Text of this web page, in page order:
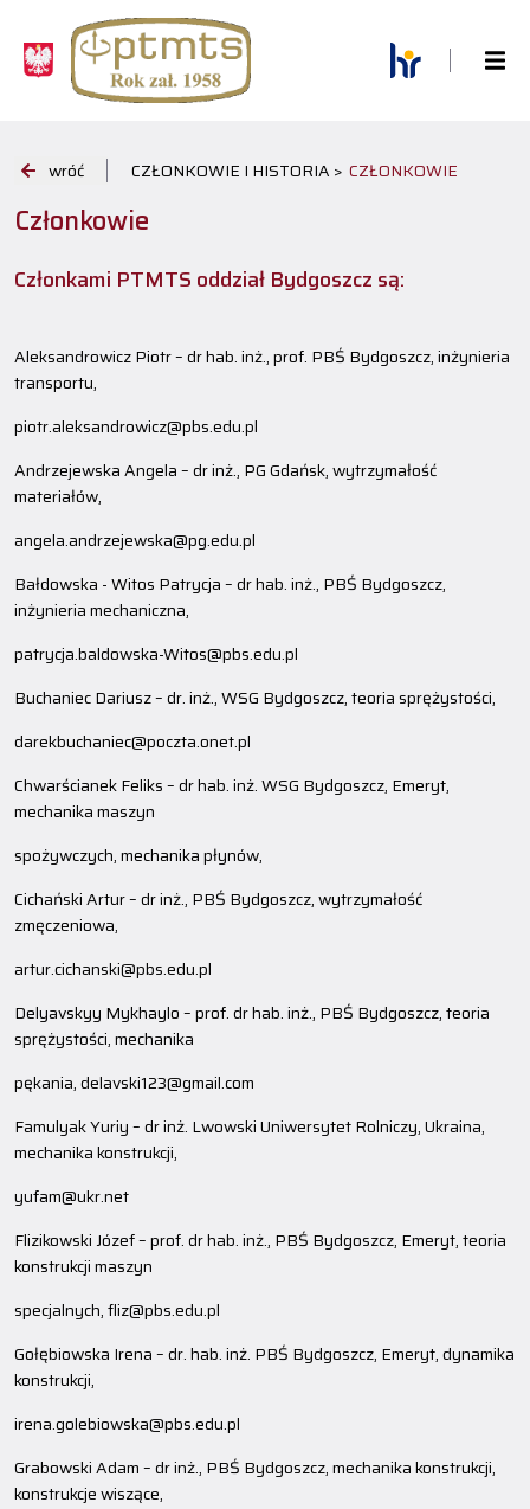
wróć CZŁONKOWIE I HISTORIA > CZŁONKOWIE
Członkowie
Członkami PTMTS oddział Bydgoszcz są:
Aleksandrowicz Piotr – dr hab. inż., prof. PBŚ Bydgoszcz, inżynieria
transportu,
piotr.aleksandrowicz@pbs.edu.pl
Andrzejewska Angela – dr inż., PG Gdańsk, wytrzymałość
materiałów,
angela.andrzejewska@pg.edu.pl
Bałdowska - Witos Patrycja – dr hab. inż., PBŚ Bydgoszcz,
inżynieria mechaniczna,
patrycja.baldowska-Witos@pbs.edu.pl
Buchaniec Dariusz – dr. inż., WSG Bydgoszcz, teoria sprężystości,
darekbuchaniec@poczta.onet.pl
Chwarścianek Feliks – dr hab. inż. WSG Bydgoszcz, Emeryt,
mechanika maszyn
spożywczych, mechanika płynów,
Cichański Artur – dr inż., PBŚ Bydgoszcz, wytrzymałość
zmęczeniowa,
artur.cichanski@pbs.edu.pl
Delyavskyy Mykhaylo – prof. dr hab. inż., PBŚ Bydgoszcz, teoria
sprężystości, mechanika
pękania, delavski123@gmail.com
Famulyak Yuriy – dr inż. Lwowski Uniwersytet Rolniczy, Ukraina,
mechanika konstrukcji,
yufam@ukr.net
Flizikowski Józef – prof. dr hab. inż., PBŚ Bydgoszcz, Emeryt, teoria
konstrukcji maszyn
specjalnych, fliz@pbs.edu.pl
Gołębiowska Irena – dr. hab. inż. PBŚ Bydgoszcz, Emeryt, dynamika
konstrukcji,
irena.golebiowska@pbs.edu.pl
Grabowski Adam – dr inż., PBŚ Bydgoszcz, mechanika konstrukcji,
konstrukcje wiszące,